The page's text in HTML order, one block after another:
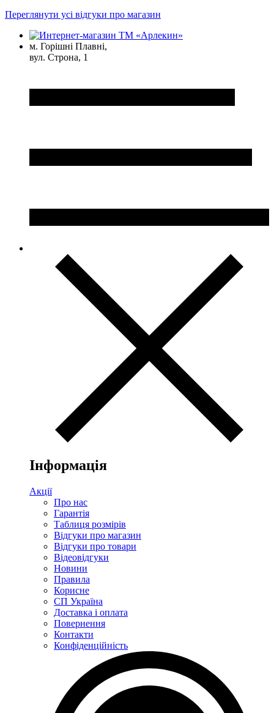
Переглянути усі відгуки про магазин
м. Горішні Плавні,
вул. Строна, 1
Інформація
Акції
Про нас
Гарантія
Таблиця розмірів
Відгуки про магазин
Відгуки про товари
Відеовідгуки
Новини
Правила
Корисне
СП Україна
Доставка і оплата
Повернення
Контакти
Конфіденційність